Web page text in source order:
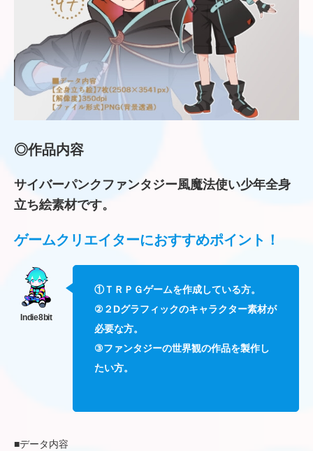
◎作品内容
サイバーパンクファンタジー風魔法使い少年全身
立ち絵素材です。
ゲームクリエイターにおすすめポイント！
①ＴＲＰＧゲームを作成している方。
②２Dグラフィックのキャラクター素材が
必要な方。
③ファンタジーの世界観の作品を製作し
たい方。
■データ内容